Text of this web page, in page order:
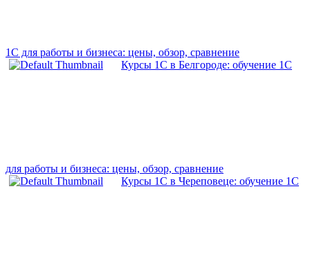
1С для работы и бизнеса: цены, обзор, сравнение
Курсы 1С в Белгороде: обучение 1С
для работы и бизнеса: цены, обзор, сравнение
Курсы 1С в Череповеце: обучение 1С